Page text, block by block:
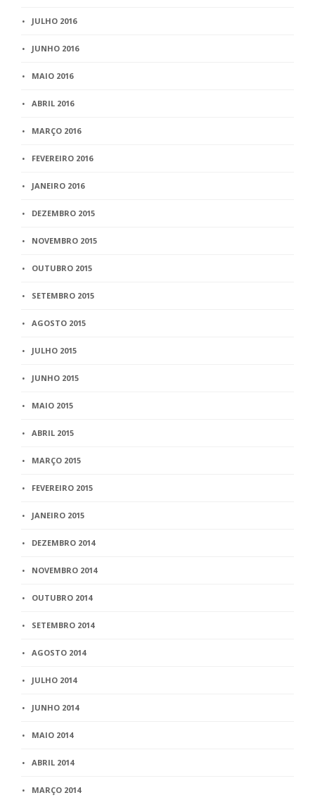
JULHO 2016
JUNHO 2016
MAIO 2016
ABRIL 2016
MARÇO 2016
FEVEREIRO 2016
JANEIRO 2016
DEZEMBRO 2015
NOVEMBRO 2015
OUTUBRO 2015
SETEMBRO 2015
AGOSTO 2015
JULHO 2015
JUNHO 2015
MAIO 2015
ABRIL 2015
MARÇO 2015
FEVEREIRO 2015
JANEIRO 2015
DEZEMBRO 2014
NOVEMBRO 2014
OUTUBRO 2014
SETEMBRO 2014
AGOSTO 2014
JULHO 2014
JUNHO 2014
MAIO 2014
ABRIL 2014
MARÇO 2014